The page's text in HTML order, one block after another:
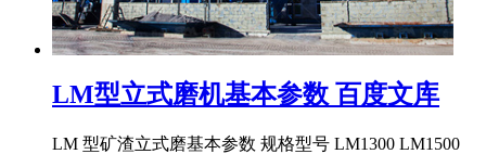
LM型立式磨机基本参数 百度文库
LM 型矿渣立式磨基本参数 规格型号 LM1300 LM1500